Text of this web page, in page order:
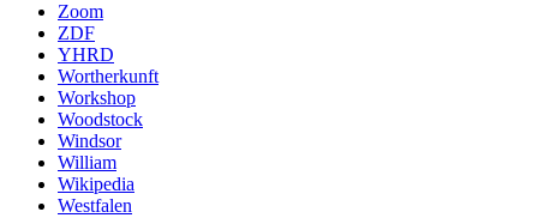
Zoom
ZDF
YHRD
Wortherkunft
Workshop
Woodstock
Windsor
William
Wikipedia
Westfalen